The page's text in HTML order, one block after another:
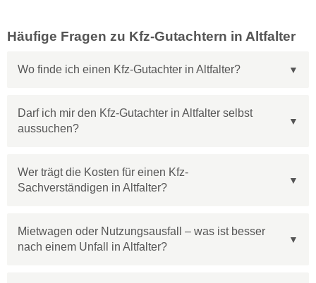
Häufige Fragen zu Kfz-Gutachtern in Altfalter
Wo finde ich einen Kfz-Gutachter in Altfalter?
Darf ich mir den Kfz-Gutachter in Altfalter selbst
aussuchen?
Wer trägt die Kosten für einen Kfz-
Sachverständigen in Altfalter?
Mietwagen oder Nutzungsausfall – was ist besser
nach einem Unfall in Altfalter?